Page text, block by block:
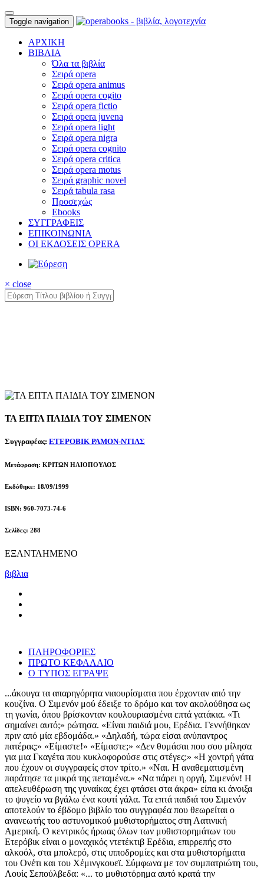
Toggle navigation
ΑΡΧΙΚΗ
ΒΙΒΛΙΑ
Όλα τα βιβλία
Σειρά opera
Σειρά opera animus
Σειρά opera cogito
Σειρά opera fictio
Σειρά opera juvena
Σειρά opera light
Σειρά opera nigra
Σειρά opera cognito
Σειρά opera critica
Σειρά opera motus
Σειρά graphic novel
Σειρά tabula rasa
Προσεχώς
Ebooks
ΣΥΓΓΡΑΦΕΙΣ
ΕΠΙΚΟΙΝΩΝΙΑ
ΟΙ ΕΚΔΟΣΕΙΣ OPERA
× close
ΤΑ ΕΠΤΑ ΠΑΙΔΙΑ ΤΟΥ ΣΙΜΕΝΟΝ
Συγγραφέας: ΕΤΕΡΟΒΙΚ ΡΑΜΟΝ-ΝΤΙΑΣ
Μετάφραση: ΚΡΙΤΩΝ ΗΛΙΟΠΟΥΛΟΣ
Εκδόθηκε: 18/09/1999
ISBN: 960-7073-74-6
Σελίδες: 288
ΕΞΑΝΤΛΗΜΕΝΟ
βιβλια
ΠΛΗΡΟΦΟΡΙΕΣ
ΠΡΩΤΟ ΚΕΦΑΛΑΙΟ
Ο ΤΥΠΟΣ ΕΓΡΑΨΕ
...άκουγα τα απαρηγόρητα νιαουρίσματα που έρχονταν από την
κουζίνα. Ο Σιμενόν μού έδειξε το δρόμο και τον ακολούθησα ως
τη γωνία, όπου βρίσκονταν κουλουριασμένα επτά γατάκια. «Τι
σημαίνει αυτό;» ρώτησα. «Είναι παιδιά μου, Ερέδια. Γεννήθηκαν
πριν από μία εβδομάδα.» «Δηλαδή, τώρα είσαι ανύπαντρος
πατέρας;» «Είμαστε!» «Είμαστε;» «Δεν θυμάσαι που σου μίλησα
για μια Γκαγέτα που κυκλοφορούσε στις στέγες;» «Η χοντρή γάτα
που έχουν οι συγγραφείς στον τρίτο.» «Ναι. Η αναθεματισμένη
παράτησε τα μικρά της πεταμένα.» «Να πάρει η οργή, Σιμενόν! Η
απελευθέρωση της γυναίκας έχει φτάσει στα άκρα» είπα κι άνοιξα
το ψυγείο να βγάλω ένα κουτί γάλα. Τα επτά παιδιά του Σιμενόν
αποτελούν το έβδομο βιβλίο του συγγραφέα που θεωρείται ο
ανανεωτής του αστυνομικού μυθιστορήματος στη Λατινική
Αμερική. Ο κεντρικός ήρωας όλων των μυθιστορημάτων του
Ετερόβικ είναι ο μοναχικός ντετέκτιβ Ερέδια, επιρρεπής στο
αλκοόλ, στα μπολερό, στις ιπποδρομίες και στα μυθιστορήματα
του Ονέτι και του Χέμινγκουεϊ. Σύμφωνα με τον συμπατριώτη του,
Λουίς Σεπούλβεδα: «... το μυθιστόρημα αυτό κρατά την